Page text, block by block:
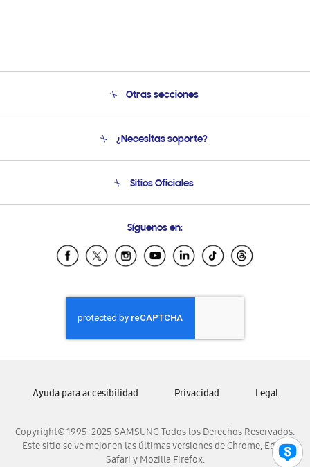
Otras secciones
Soporte
Condiciones de Compra
¿Necesitas soporte?
Soporte vía eMail
Sitios Oficiales
Samsung Ecuador
Samsung El Salvador
Samsung Honduras
Samsung Nicaragua
Samsung Panamá
Samsung Venezuela
Síguenos en:
Copyright© 1995-2025 SAMSUNG Todos los Derechos Reservados.
Este sitio se ve mejor en las últimas versiones de Chrome, Edge,
Safari y Mozilla Firefox.
Ayuda para accesibilidad Privacidad Legal